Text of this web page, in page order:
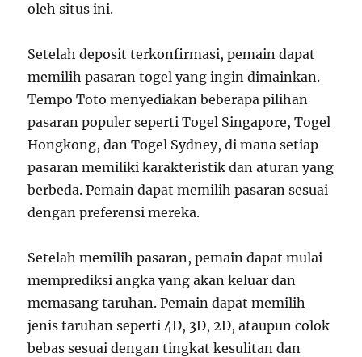
oleh situs ini.
Setelah deposit terkonfirmasi, pemain dapat
memilih pasaran togel yang ingin dimainkan.
Tempo Toto menyediakan beberapa pilihan
pasaran populer seperti Togel Singapore, Togel
Hongkong, dan Togel Sydney, di mana setiap
pasaran memiliki karakteristik dan aturan yang
berbeda. Pemain dapat memilih pasaran sesuai
dengan preferensi mereka.
Setelah memilih pasaran, pemain dapat mulai
memprediksi angka yang akan keluar dan
memasang taruhan. Pemain dapat memilih
jenis taruhan seperti 4D, 3D, 2D, ataupun colok
bebas sesuai dengan tingkat kesulitan dan